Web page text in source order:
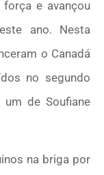
e avançou
ano. Nesta
o Canadá
no segundo
de Soufiane
na briga por